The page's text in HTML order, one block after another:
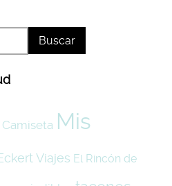
Camiseta Mis
Viajes El Rincón de